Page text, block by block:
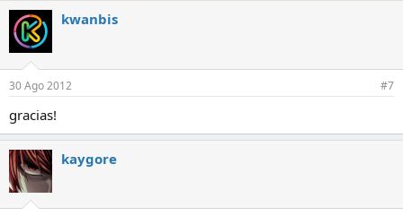
kwanbis
30 Ago 2012 #7
gracias!
kaygore